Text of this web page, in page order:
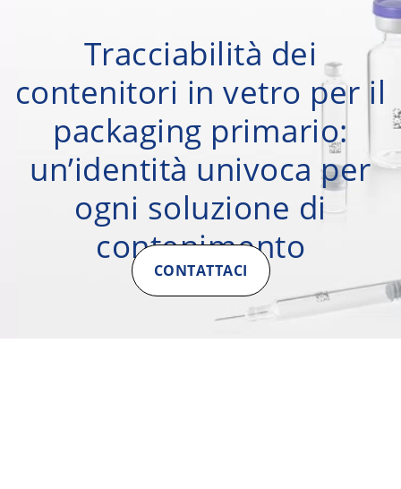
Tracciabilità dei
contenitori in vetro per il
packaging primario:
un’identità univoca per
ogni soluzione di
contenimento
CONTATTACI